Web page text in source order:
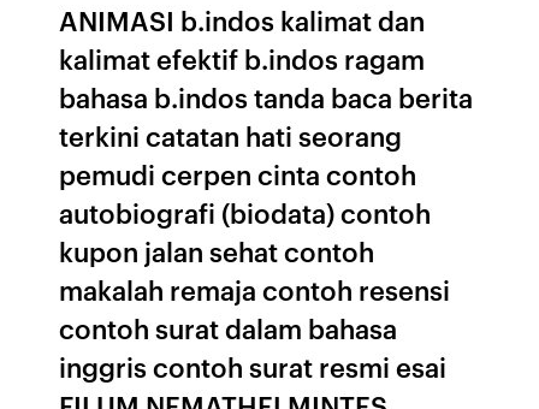
ANIMASI b.indos kalimat dan
kalimat efektif b.indos ragam
bahasa b.indos tanda baca berita
terkini catatan hati seorang
pemudi cerpen cinta contoh
autobiografi (biodata) contoh
kupon jalan sehat contoh
makalah remaja contoh resensi
contoh surat dalam bahasa
inggris contoh surat resmi esai